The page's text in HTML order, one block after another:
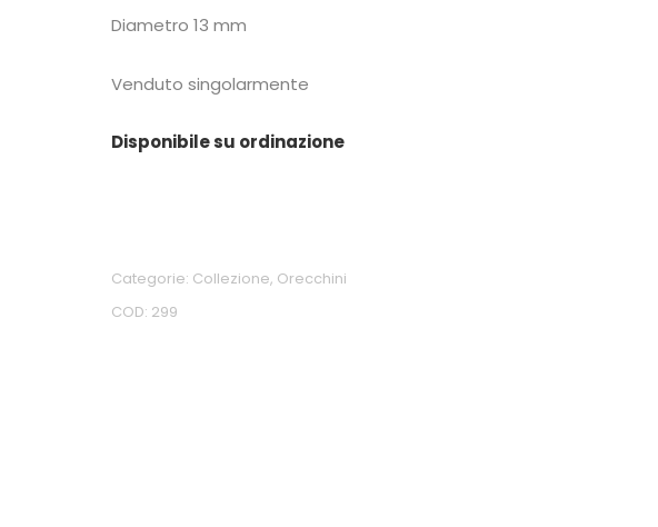
Diametro 13 mm
Venduto singolarmente
Disponibile su ordinazione
COD: 299
Categorie: Collezione, Orecchini